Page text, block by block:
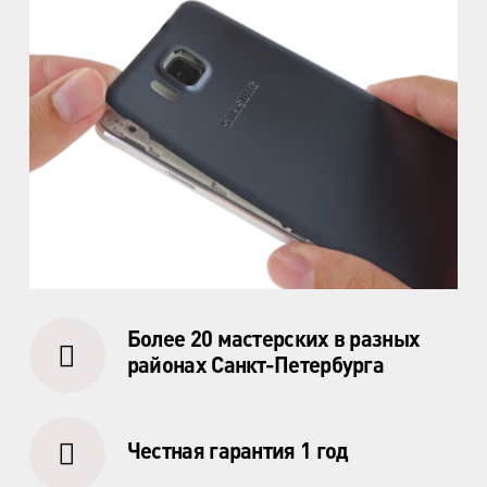
ул. Кораблестроителей, д.30
м. Академическая
пр. Науки, д.8, к.1
м. Озерки, м. Пр. Просвещения
пр. Луначарского, д.56, к.1
пр. Маршала Жукова, д.35, к.3
пр. Елизарова, д.36
м. Пионерская
Более 20 мастерских в разных
районах Санкт-Петербурга
Честная гарантия 1 год